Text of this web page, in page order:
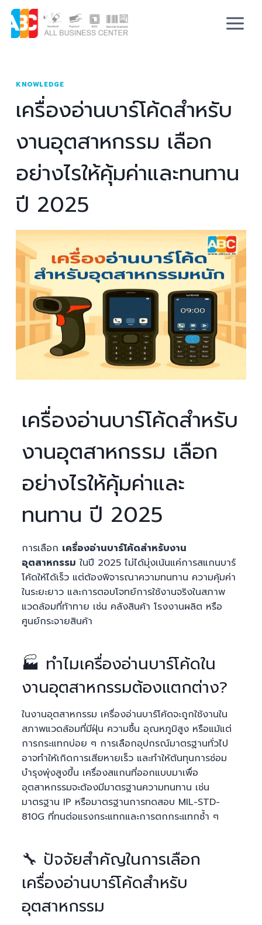
KNOWLEDGE
เครื่องอ่านบาร์โค้ดสำหรับ
งานอุตสาหกรรม เลือก
อย่างไรให้คุ้มค่าและทนทาน
ปี 2025
เครื่องอ่านบาร์โค้ดสำหรับ
งานอุตสาหกรรม เลือก
อย่างไรให้คุ้มค่าและ
ทนทาน ปี 2025
การเลือก เครื่องอ่านบาร์โค้ดสำหรับงาน
อุตสาหกรรม ในปี 2025 ไม่ได้มุ่งเน้นแค่การสแกนบาร์
โค้ดให้ได้เร็ว แต่ต้องพิจารณาความทนทาน ความคุ้มค่า
ในระยะยาว และการตอบโจทย์การใช้งานจริงในสภาพ
แวดล้อมที่ท้าทาย เช่น คลังสินค้า โรงงานผลิต หรือ
ศูนย์กระจายสินค้า
🏭 ทำไมเครื่องอ่านบาร์โค้ดใน
งานอุตสาหกรรมต้องแตกต่าง?
ในงานอุตสาหกรรม เครื่องอ่านบาร์โค้ดจะถูกใช้งานใน
สภาพแวดล้อมที่มีฝุ่น ความชื้น อุณหภูมิสูง หรือแม้แต่
การกระแทกบ่อย ๆ การเลือกอุปกรณ์มาตรฐานทั่วไป
อาจทำให้เกิดการเสียหายเร็ว และทำให้ต้นทุนการซ่อม
บำรุงพุ่งสูงขึ้น เครื่องสแกนที่ออกแบบมาเพื่อ
อุตสาหกรรมจะต้องมีมาตรฐานความทนทาน เช่น
มาตรฐาน IP หรือมาตรฐานการทดสอบ MIL-STD-
810G ที่ทนต่อแรงกระแทกและการตกกระแทกซ้ำ ๆ
🔧 ปัจจัยสำคัญในการเลือก
เครื่องอ่านบาร์โค้ดสำหรับ
อุตสาหกรรม